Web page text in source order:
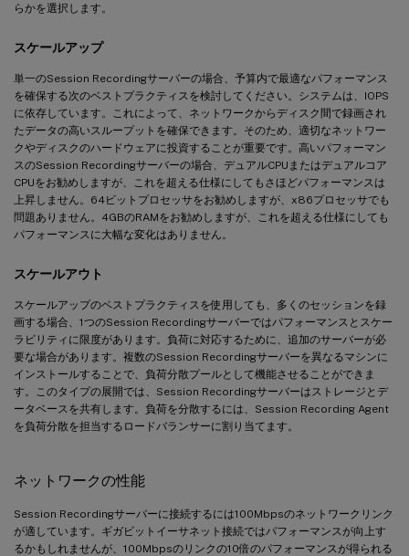
らかを選択します。
スケールアップ
単一のSession Recordingサーバーの場合、予算内で最適なパフォーマンス
を確保する次のベストプラクティスを検討してください。システムは、IOPS
に依存しています。これによって、ネットワークからディスク間で録画され
たデータの高いスループットを確保できます。そのため、適切なネットワー
クやディスクのハードウェアに投資することが重要です。高いパフォーマン
スのSession Recordingサーバーの場合、デュアルCPUまたはデュアルコア
CPUをお勧めしますが、これを超える仕様にしてもさほどパフォーマンスは
上昇しません。64ビットプロセッサをお勧めしますが、x86プロセッサでも
問題ありません。4GBのRAMをお勧めしますが、これを超える仕様にしても
パフォーマンスに大幅な変化はありません。
スケールアウト
スケールアップのベストプラクティスを使用しても、多くのセッションを録
画する場合、1つのSession Recordingサーバーではパフォーマンスとスケー
ラビリティに限度があります。負荷に対応するために、追加のサーバーが必
要な場合があります。複数のSession Recordingサーバーを異なるマシンに
インストールすることで、負荷分散プールとして機能させることができま
す。このタイプの展開では、Session Recordingサーバーはストレージとデ
ータベースを共有します。負荷を分散するには、Session Recording Agent
を負荷分散を担当するロードバランサーに割り当てます。
ネットワークの性能
Session Recordingサーバーに接続するには100Mbpsのネットワークリンク
が適しています。ギガビットイーサネット接続ではパフォーマンスが向上す
るかもしれませんが、100Mbpsのリンクの10倍のパフォーマンスが得られる